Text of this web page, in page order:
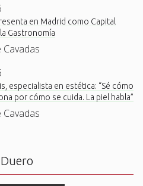
en Madrid como Capital
Gastronomía
Cavadas
especialista en estética: “Sé cómo
por cómo se cuida. La piel habla”
Cavadas